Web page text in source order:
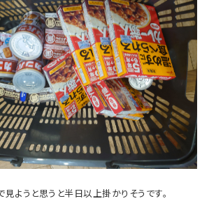
見ようと思うと半日以上掛かりそうです。